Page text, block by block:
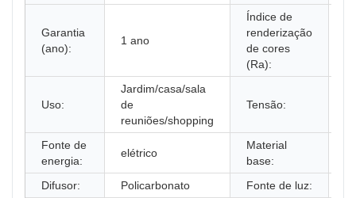
Garantia
(ano):
1 ano
Índice de
renderização
de cores
(Ra):
Uso:
Jardim/casa/sala
de
reuniões/shopping
Tensão:
Fonte de
energia:
elétrico
Material
base:
Difusor: Policarbonato Fonte de luz: